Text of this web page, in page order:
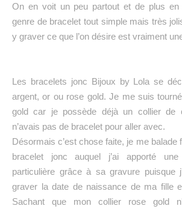
On en voit un peu partout et de plus
genre de bracelet tout simple mais très
y graver ce que l’on désire est vraiment
Les bracelets jonc Bijoux by Lola se
argent, or ou rose gold. Je me suis
gold car je possède déjà un collier de
n’avais pas de bracelet pour aller avec.
Désormais c’est chose faite, je me balade
bracelet jonc auquel j’ai apporté
particulière grâce à sa gravure puisque
graver la date de naissance de ma fille
Sachant que mon collier rose gold